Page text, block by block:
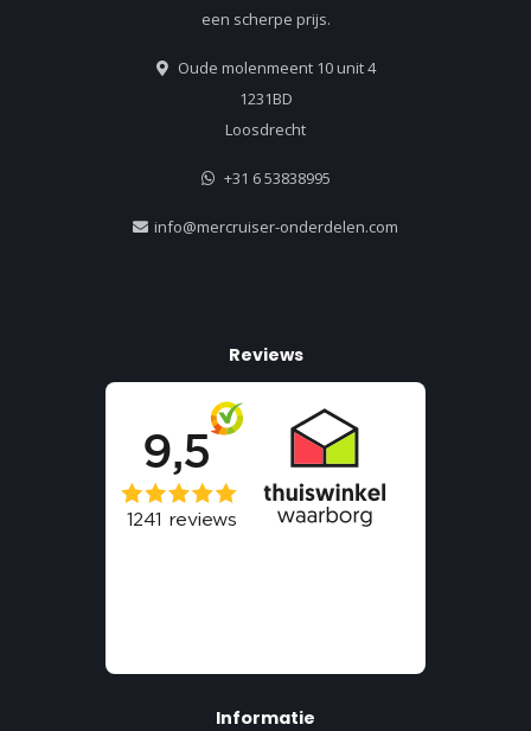
een scherpe prijs.
Oude molenmeent 10 unit 4
1231BD
Loosdrecht
+31 6 53838995
info@mercruiser-onderdelen.com
Reviews
Informatie